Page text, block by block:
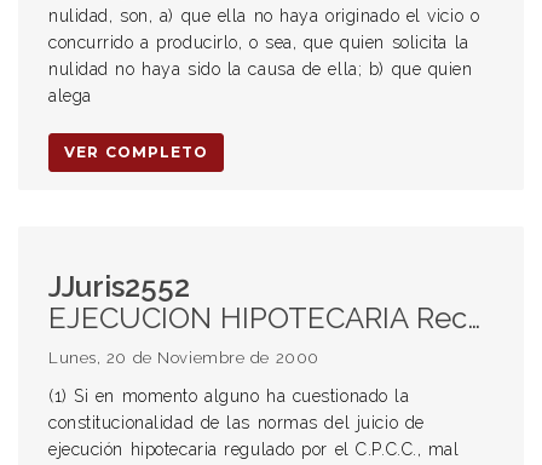
nulidad, son, a) que ella no haya originado el vicio o
concurrido a producirlo, o sea, que quien solicita la
nulidad no haya sido la causa de ella; b) que quien
alega
VER COMPLETO
JJuris2552
EJECUCION HIPOTECARIA Recursos (1) Cuestionamiento de normas del juicio Nulidad (2) Omisión de la notificación de la demanda Existencia de un pretenso vicio formal (3) Presentación de una fotocopia simple de la hipoteca y no adjuntando el testimonio original
Lunes, 20 de Noviembre de 2000
(1) Si en momento alguno ha cuestionado la
constitucionalidad de las normas del juicio de
ejecución hipotecaria regulado por el C.P.C.C., mal